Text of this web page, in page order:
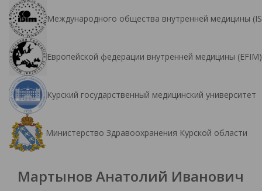
Международного общества внутренней медицины
Европейской федерации внутренней медицины (EFIM)
Курский государственный медицинский университет
Министерство Здравоохранения Курской области
Мартынов Анатолий Иванович